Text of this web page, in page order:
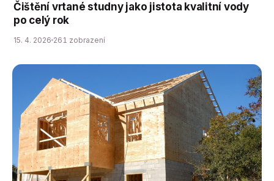
Čištění vrtané studny jako jistota kvalitní vody
po celý rok
15. 4. 2026 261 zobrazení